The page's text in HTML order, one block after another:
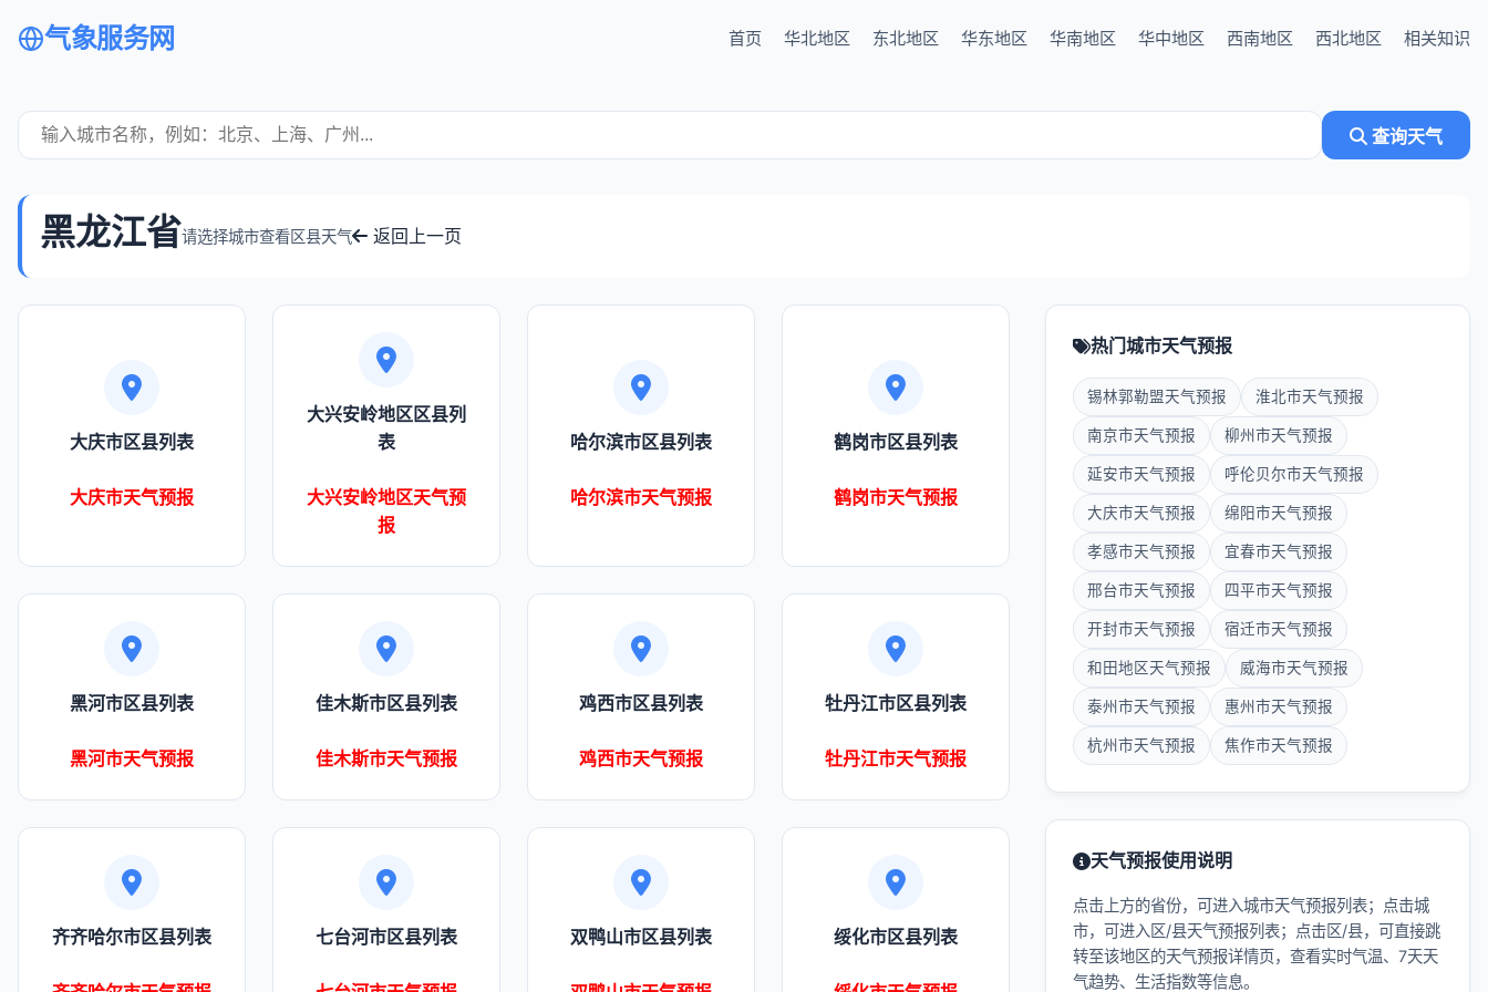
气象服务网 首页 华北地区 东北地区 华东地区 华南地区 华中地区 西南地区 西北地区 相关知识
查询天气
黑龙江省请选择城市查看区县天气 返回上一页
大庆市区县列表
大庆市天气预报
大兴安岭地区区县列
表
大兴安岭地区天气预
报
哈尔滨市区县列表
哈尔滨市天气预报
鹤岗市区县列表
鹤岗市天气预报
黑河市区县列表
黑河市天气预报
佳木斯市区县列表
佳木斯市天气预报
鸡西市区县列表
鸡西市天气预报
牡丹江市区县列表
牡丹江市天气预报
齐齐哈尔市区县列表 七台河市区县列表 双鸭山市区县列表 绥化市区县列表
热门城市天气预报
锡林郭勒盟天气预报 淮北市天气预报
南京市天气预报 柳州市天气预报
延安市天气预报 呼伦贝尔市天气预报
大庆市天气预报 绵阳市天气预报
孝感市天气预报 宜春市天气预报
邢台市天气预报 四平市天气预报
开封市天气预报 宿迁市天气预报
和田地区天气预报 威海市天气预报
泰州市天气预报 惠州市天气预报
杭州市天气预报 焦作市天气预报
天气预报使用说明
点击上方的省份，可进入城市天气预报列表；点击城
市，可进入区/县天气预报列表；点击区/县，可直接跳
转至该地区的天气预报详情页，查看实时气温、7天天
气趋势、生活指数等信息。